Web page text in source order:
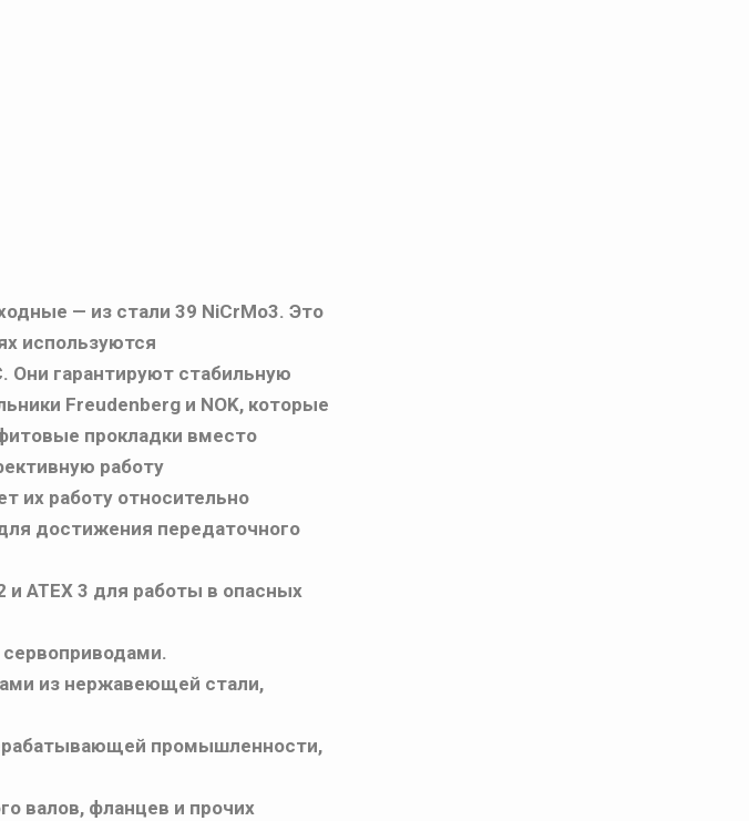
— из стали 39 NiCrMo3. Это
используются
Они гарантируют стабильную
Freudenberg и NOK, которые
прокладки вместо
работу
их работу относительно
достижения передаточного
ATEX 3 для работы в опасных
из нержавеющей стали,
промышленности,
валов, фланцев и прочих